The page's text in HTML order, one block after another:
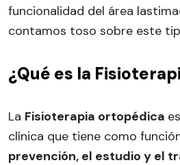
funcionalidad del área
contamos toso sobre este
¿Qué es la
La Fisioterapia ortopédica
clínica que tiene como
prevención, el estudio y el